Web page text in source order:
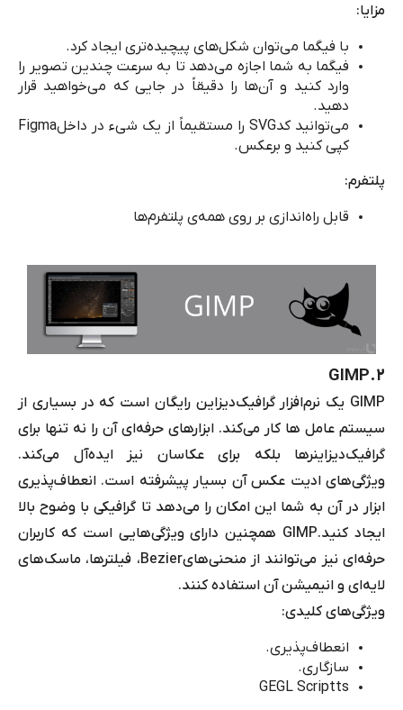
مزایا:
با فیگما می‌توان شکل‌های پیچیده‌تری ایجاد کرد.
فیگما به شما اجازه می‌دهد تا به سرعت چندین تصویر را
وارد کنید و آن‌ها را دقیقاً در جایی که می‌خواهید قرار
دهید.
می‌توانید کدSVG را مستقیماً از یک شیء در داخلFigma
کپی کنید و برعکس.
پلتفرم:
قابل راه‌اندازی بر روی همه‌ی پلتفرم‌ها
۲. GIMP
GIMP یک نرم‌افزار گرافیک‌دیزاین رایگان است که در بسیاری از
سیستم عامل ها کار می‌کند. ابزارهای حرفه‌ای آن را نه تنها برای
گرافیک‌دیزاینرها بلکه برای عکاسان نیز ایده‌آل می‌کند.
ویژگی‌های ادیت عکس آن بسیار پیشرفته است. انعطاف‌پذیری
ابزار در آن به شما این امکان را می‌دهد تا گرافیکی با وضوح بالا
ایجاد کنید.GIMP همچنین دارای ویژگی‌هایی است که کاربران
حرفه‌‌ای نیز می‌توانند از منحنی‌هایBezier، فیلترها، ماسک‌های
لایه‌ای و انیمیشن آن‌ استفاده کنند.
ویژگی‌های کلیدی:
انعطاف‌پذیری.
سازگاری.
GEGL Scriptts